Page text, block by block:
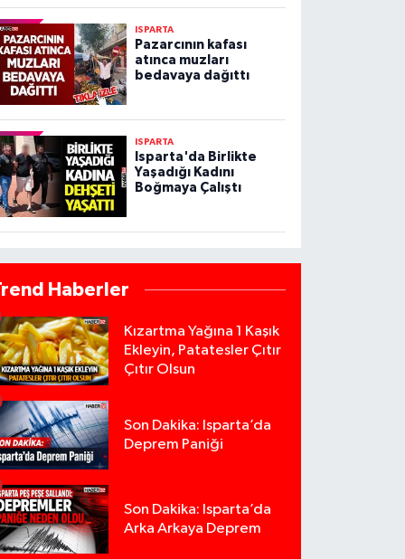
ISPARTA
Pazarcının kafası
atınca muzları
bedavaya dağıttı
ISPARTA
Isparta'da Birlikte
Yaşadığı Kadını
Boğmaya Çalıştı
Haberler
Kızartma Yağına 1 Kaşık
Ekleyin, Patatesler Çıtır
Çıtır Olsun
Son Dakika: Isparta’da
Deprem Paniği
Son Dakika: Isparta’da
Arka Arkaya Deprem